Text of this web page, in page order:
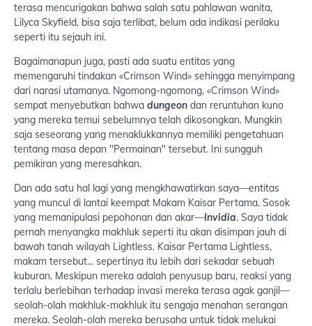
terasa mencurigakan bahwa salah satu pahlawan wanita,
Lilyca Skyfield, bisa saja terlibat, belum ada indikasi perilaku
seperti itu sejauh ini.
Bagaimanapun juga, pasti ada suatu entitas yang
memengaruhi tindakan «Crimson Wind» sehingga menyimpang
dari narasi utamanya. Ngomong-ngomong, «Crimson Wind»
sempat menyebutkan bahwa dungeon dan reruntuhan kuno
yang mereka temui sebelumnya telah dikosongkan. Mungkin
saja seseorang yang menaklukkannya memiliki pengetahuan
tentang masa depan "Permainan" tersebut. Ini sungguh
pemikiran yang meresahkan.
Dan ada satu hal lagi yang mengkhawatirkan saya—entitas
yang muncul di lantai keempat Makam Kaisar Pertama. Sosok
yang memanipulasi pepohonan dan akar—Invidia. Saya tidak
pernah menyangka makhluk seperti itu akan disimpan jauh di
bawah tanah wilayah Lightless. Kaisar Pertama Lightless,
makam tersebut... sepertinya itu lebih dari sekadar sebuah
kuburan. Meskipun mereka adalah penyusup baru, reaksi yang
terlalu berlebihan terhadap invasi mereka terasa agak ganjil—
seolah-olah makhluk-makhluk itu sengaja menahan serangan
mereka. Seolah-olah mereka berusaha untuk tidak melukai